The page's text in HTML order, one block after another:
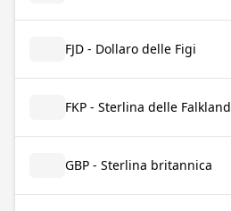
FJD - Dollaro delle Figi
FKP - Sterlina delle Falkland
GBP - Sterlina britannica